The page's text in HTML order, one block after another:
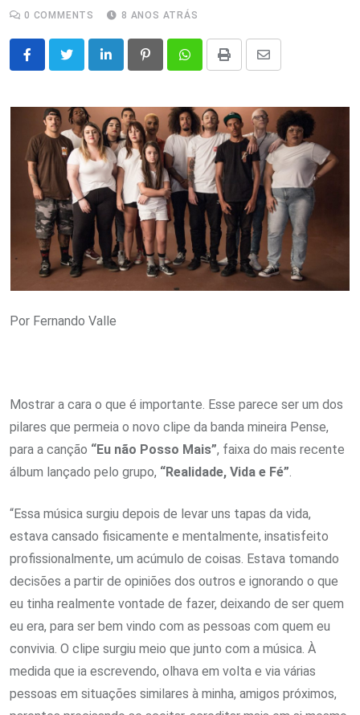
0 COMMENTS 8 ANOS ATRÁS
LinkedIn PinterestWhatsappPrint
Share
Email
Por Fernando Valle
Mostrar a cara o que é importante. Esse parece ser um dos
pilares que permeia o novo clipe da banda mineira Pense,
para a canção “Eu não Posso Mais”, faixa do mais recente
álbum lançado pelo grupo, “Realidade, Vida e Fé”.
“Essa música surgiu depois de levar uns tapas da vida,
estava cansado fisicamente e mentalmente, insatisfeito
profissionalmente, um acúmulo de coisas. Estava tomando
decisões a partir de opiniões dos outros e ignorando o que
eu tinha realmente vontade de fazer, deixando de ser quem
eu era, para ser bem vindo com as pessoas com quem eu
convivia. O clipe surgiu meio que junto com a música. À
medida que ia escrevendo, olhava em volta e via várias
pessoas em situações similares à minha, amigos próximos,